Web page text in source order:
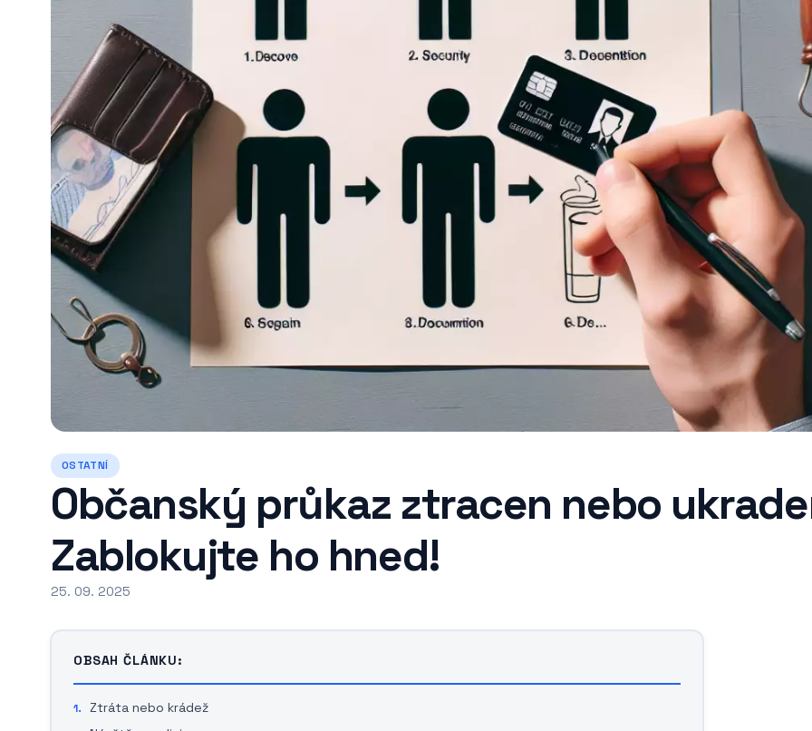
OSTATNÍ
Občanský průkaz ztracen nebo
Zablokujte ho hned!
25. 09. 2025
OBSAH ČLÁNKU:
Ztráta nebo krádež